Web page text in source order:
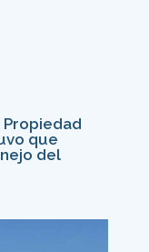
Propiedad
que
del